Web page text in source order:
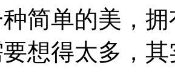
简单的美，
想得太多，